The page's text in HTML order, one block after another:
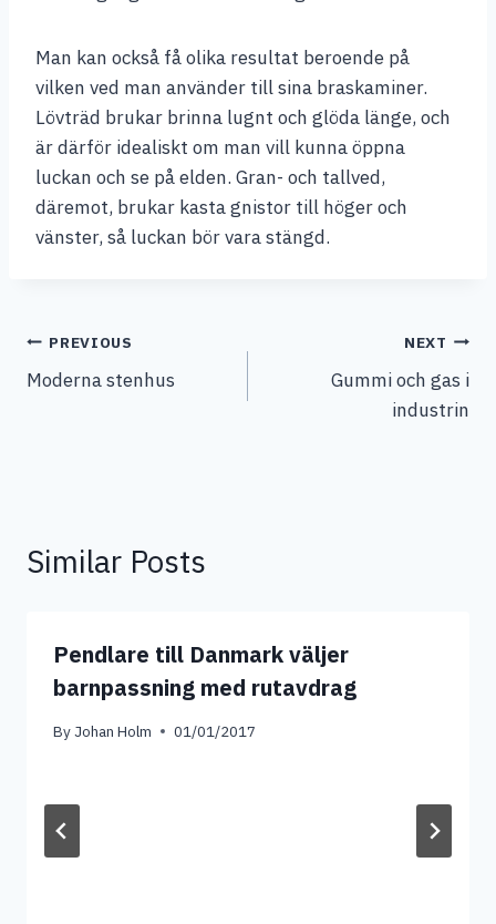
Man kan också få olika resultat beroende på
vilken ved man använder till sina braskaminer.
Lövträd brukar brinna lugnt och glöda länge, och
är därför idealiskt om man vill kunna öppna
luckan och se på elden. Gran- och tallved,
däremot, brukar kasta gnistor till höger och
vänster, så luckan bör vara stängd.
Post
navigation
PREVIOUS
Moderna stenhus
NEXT
Gummi och gas i
industrin
Similar Posts
Pendlare till Danmark väljer
barnpassning med rutavdrag
ByJohan Holm 01/01/2017